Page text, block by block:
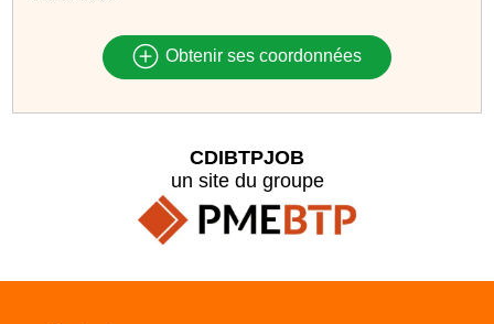
Obtenir ses coordonnées
CDIBTPJOB
un site du groupe